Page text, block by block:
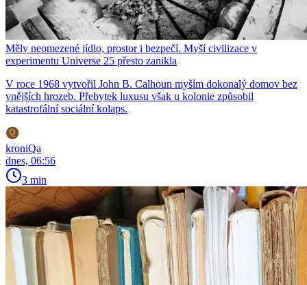
Měly neomezené jídlo, prostor i bezpečí. Myší civilizace v
experimentu Universe 25 přesto zanikla
V roce 1968 vytvořil John B. Calhoun myším dokonalý domov bez
vnějších hrozeb. Přebytek luxusu však u kolonie způsobil
katastrofální sociální kolaps.
kroniQa
dnes, 06:56
3 min